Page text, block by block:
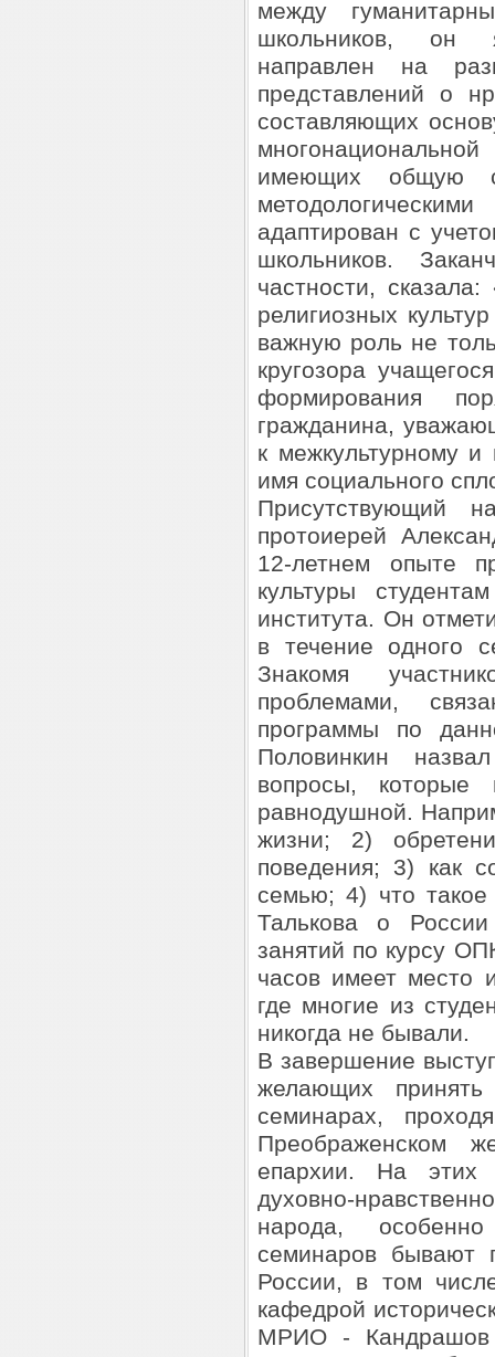
между
школьников, он
направлен на
представлений о
составляющих
имеющих общую
адаптирован с
школьников.
частности,
религиозных
важную роль не
кругозора
формирования
гражданина,
к межкультурному
имя социального
Присутствующий
протоиерей
12-летнем опыте
культуры
института. Он
в течение одного
Знакомя
проблемами,
программы по
Половинкин
вопросы, которые
равнодушной.
жизни; 2)
поведения; 3) как
семью; 4) что
Талькова о
занятий по курсу
часов имеет место
где многие из
никогда не бывали.
В завершение
желающих
семинарах,
Преображенском
епархии. На этих
духовно-
народа,
семинаров бывают
России, в том
кафедрой
МРИО - Кандрашов